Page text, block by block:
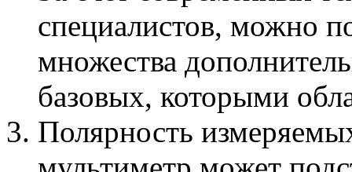
специалистов, можно
множества
базовых, которыми
Полярность